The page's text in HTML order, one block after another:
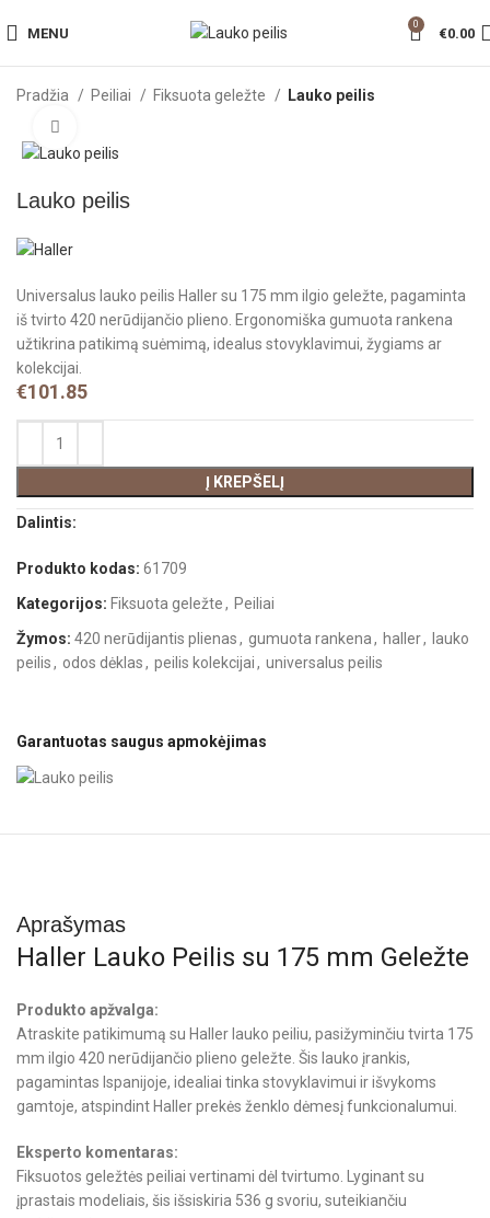
MENU
0
€0.00
Pradžia Peiliai Fiksuota geležte Lauko peilis
Lauko peilis
Universalus lauko peilis Haller su 175 mm ilgio geležte, pagaminta
iš tvirto 420 nerūdijančio plieno. Ergonomiška gumuota rankena
užtikrina patikimą suėmimą, idealus stovyklavimui, žygiams ar
kolekcijai.
€101.85
Į KREPŠELĮ
Dalintis:
Produkto kodas:61709
Kategorijos: Fiksuota geležte, Peiliai
Žymos: 420 nerūdijantis plienas, gumuota rankena, haller, lauko
peilis, odos dėklas, peilis kolekcijai, universalus peilis
Garantuotas saugus apmokėjimas
Aprašymas
Haller Lauko Peilis su 175 mm Geležte
Produkto apžvalga:
Atraskite patikimumą su Haller lauko peiliu, pasižyminčiu tvirta 175
mm ilgio 420 nerūdijančio plieno geležte. Šis lauko įrankis,
pagamintas Ispanijoje, idealiai tinka stovyklavimui ir išvykoms
gamtoje, atspindint Haller prekės ženklo dėmesį funkcionalumui.
Eksperto komentaras:
Fiksuotos geležtės peiliai vertinami dėl tvirtumo. Lyginant su
įprastais modeliais, šis išsiskiria 536 g svoriu, suteikiančiu